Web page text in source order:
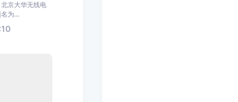
京大华无线电
为...